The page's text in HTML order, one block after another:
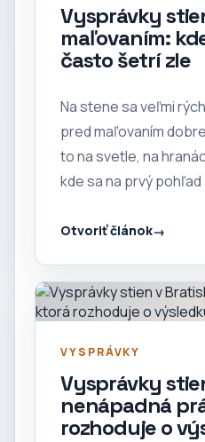
Vysprávky
maľovaním:
často šetrí zle
Na stene sa veľmi
pred maľovaním
to na svetle, na
kde sa na prvý pohľad
Otvoriť článok
VYSPRÁVKY
Vysprávky
nenápadná
rozhoduje o